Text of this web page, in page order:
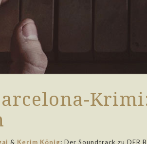
& Kerim König: Der Soundtrack zu DER